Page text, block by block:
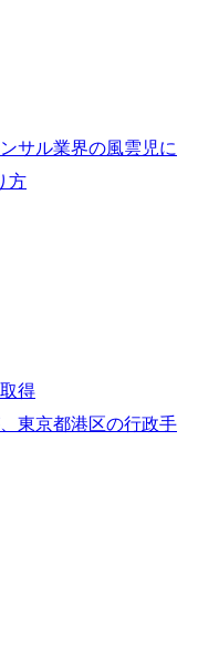
サル業界の風雲児に
方
得
東京都港区の行政手